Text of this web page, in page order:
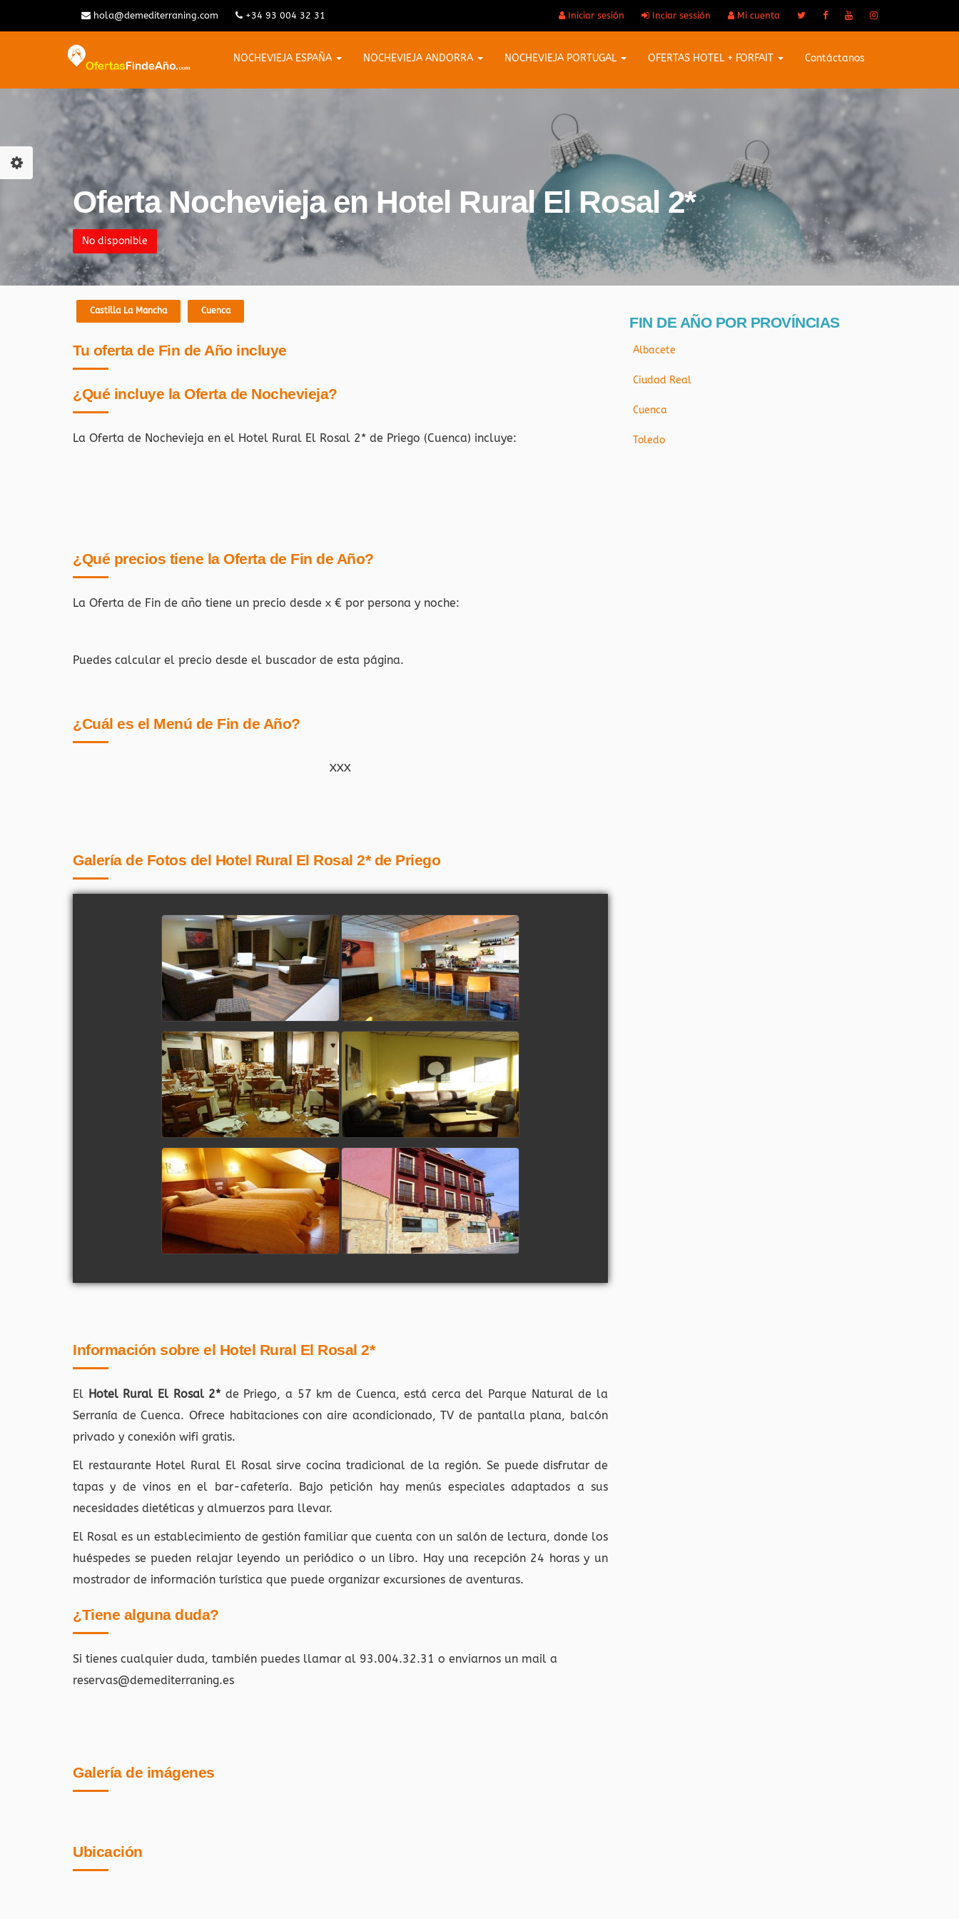
hola@demediterraning.com +34 93 004 32 31 Iniciar sesión Inciar sessión Mi cuenta
NOCHEVIEJA ESPAÑA NOCHEVIEJA ANDORRA NOCHEVIEJA PORTUGAL OFERTAS HOTEL + FORFAIT Contáctanos
Oferta Nochevieja en Hotel Rural El Rosal 2*
No disponible
Castilla La Mancha Cuenca
Tu oferta de Fin de Año incluye
¿Qué incluye la Oferta de Nochevieja?
La Oferta de Nochevieja en el Hotel Rural El Rosal 2* de Priego (Cuenca) incluye:
¿Qué precios tiene la Oferta de Fin de Año?
La Oferta de Fin de año tiene un precio desde x € por persona y noche:
Puedes calcular el precio desde el buscador de esta página.
¿Cuál es el Menú de Fin de Año?
XXX
Galería de Fotos del Hotel Rural El Rosal 2* de Priego
Información sobre el Hotel Rural El Rosal 2*
El Hotel Rural El Rosal 2* de Priego, a 57 km de Cuenca, está cerca del Parque Natural de la
Serranía de Cuenca. Ofrece habitaciones con aire acondicionado, TV de pantalla plana, balcón
privado y conexión wifi gratis.
El restaurante Hotel Rural El Rosal sirve cocina tradicional de la región. Se puede disfrutar de
tapas y de vinos en el bar-cafetería. Bajo petición hay menús especiales adaptados a sus
necesidades dietéticas y almuerzos para llevar.
El Rosal es un establecimiento de gestión familiar que cuenta con un salón de lectura, donde los
huéspedes se pueden relajar leyendo un periódico o un libro. Hay una recepción 24 horas y un
mostrador de información turística que puede organizar excursiones de aventuras.
¿Tiene alguna duda?
Si tienes cualquier duda, también puedes llamar al 93.004.32.31 o enviarnos un mail a
reservas@demediterraning.es
Galería de imágenes
Ubicación
FIN DE AÑO POR PROVÍNCIAS
Albacete
Ciudad Real
Cuenca
Toledo